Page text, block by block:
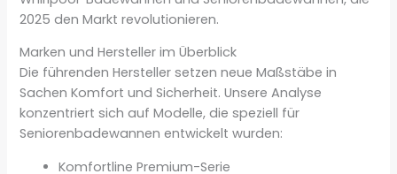
2025 den Markt revolutionieren.
Marken und Hersteller im Überblick
Die führenden Hersteller setzen neue Maßstäbe in
Sachen Komfort und Sicherheit. Unsere Analyse
konzentriert sich auf Modelle, die speziell für
Seniorenbadewannen entwickelt wurden:
Komfortline Premium-Serie